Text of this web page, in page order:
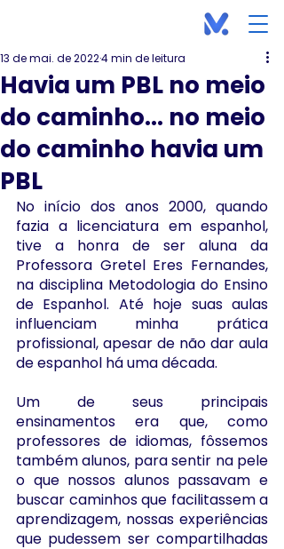
Havia um PBL no meio
do caminho... no meio
do caminho havia um
PBL
13 de mai. de 20224 min de leitura
No início dos anos 2000, quando
fazia a licenciatura em espanhol,
tive a honra de ser aluna da
Professora Gretel Eres Fernandes,
na disciplina Metodologia do Ensino
de Espanhol. Até hoje suas aulas
influenciam minha prática
profissional, apesar de não dar aula
de espanhol há uma década.
Um de seus principais
ensinamentos era que, como
professores de idiomas, fôssemos
também alunos, para sentir na pele
o que nossos alunos passavam e
buscar caminhos que facilitassem a
aprendizagem, nossas experiências
que pudessem ser compartilhadas